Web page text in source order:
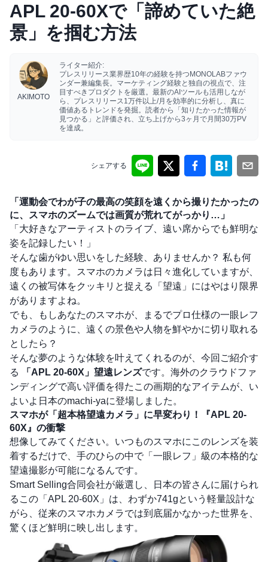
APL 20-60Xで「諦めていた絶
景」を掴む方法
AKIMOTO
ライター紹介:
プレスリリース業界歴10年の経験を持つMONOLABファウ
ンダー兼編集長。マーケティング経験と独自の視点で、注
目すべきプロダクトを厳選。最新のAIツールも活用しなが
ら、プレスリリース1万件以上/月を効率的に分析し、真に
価値あるトレンドを発掘。読者から「知りたかった情報が
見つかる」と評価され、立ち上げから3ヶ月で月間30万PV
を達成。
シェアする
「運動会でわが子の最高の笑顔を遠くから撮りたかったの
に、スマホのズームでは画質が荒れてがっかり…」
「大好きなアーティストのライブ、遠い席からでも鮮明な
姿を記録したい！」
そんな歯がゆい思いをした経験、ありませんか？ 私も何
度もあります。スマホのカメラは日々進化していますが、
遠くの被写体をクッキリと捉える「望遠」にはやはり限界
がありますよね。
でも、もしあなたのスマホが、まるでプロ仕様の一眼レフ
カメラのように、遠くの景色や人物を鮮やかに切り取れる
としたら？
そんな夢のような体験を叶えてくれるのが、今回ご紹介す
る
「APL 20-60X」望遠レンズです。海外のクラウドファ
ンディングで高い評価を得たこの画期的なアイテムが、い
よいよ日本のmachi-yaに登場しました。
スマホが「超本格望遠カメラ」に早変わり！『APL 20-
60X』の衝撃
想像してみてください。いつものスマホにこのレンズを装
着するだけで、手のひらの中で「一眼レフ」級の本格的な
望遠撮影が可能になるんです。
Smart Selling合同会社が厳選し、日本の皆さんに届けられ
るこの「APL 20-60X」は、わずか741gという軽量設計な
がら、従来のスマホカメラでは到底届かなかった世界を、
驚くほど鮮明に映し出します。